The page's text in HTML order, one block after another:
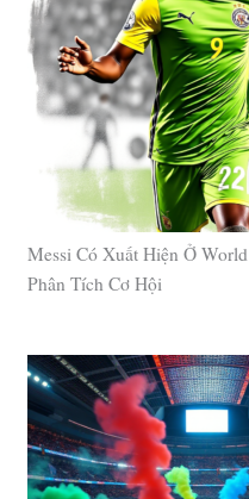
Messi Có Xuất Hiện Ở
Phân Tích Cơ Hội